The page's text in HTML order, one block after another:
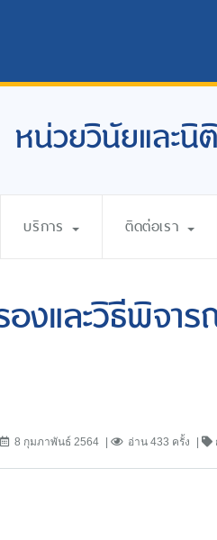
หน่วยวินัยและนิ
บริการ ติดต่อเรา
งและวิธีพิจา
8 กุมภาพันธ์ 2564 อ่าน 433 ครั้ง